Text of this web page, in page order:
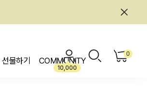
선물하기 COMMUNITY
10,000
0